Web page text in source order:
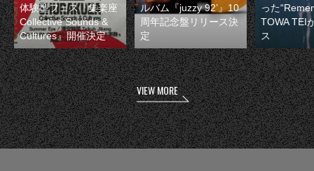
体験型フェス『集楽座
Collective Sounds &
Cultures』開催決定
ルバム『juzzy 92’』10
周年記念盤リリース決
定
った
TOWA TEI
ス
VIEW MORE